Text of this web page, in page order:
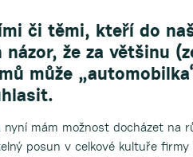
či těmi, kteří do
že za většinu
může
mám možnost docházet na
posun v celkové kultuře